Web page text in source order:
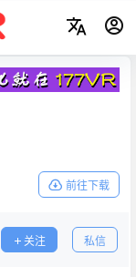
前往下载
关注 私信